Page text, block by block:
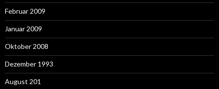
Februar 2009
Januar 2009
Oktober 2008
Dezember 1993
August 201